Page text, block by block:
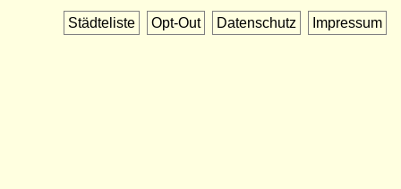
Städteliste Opt-Out Datenschutz Impressum